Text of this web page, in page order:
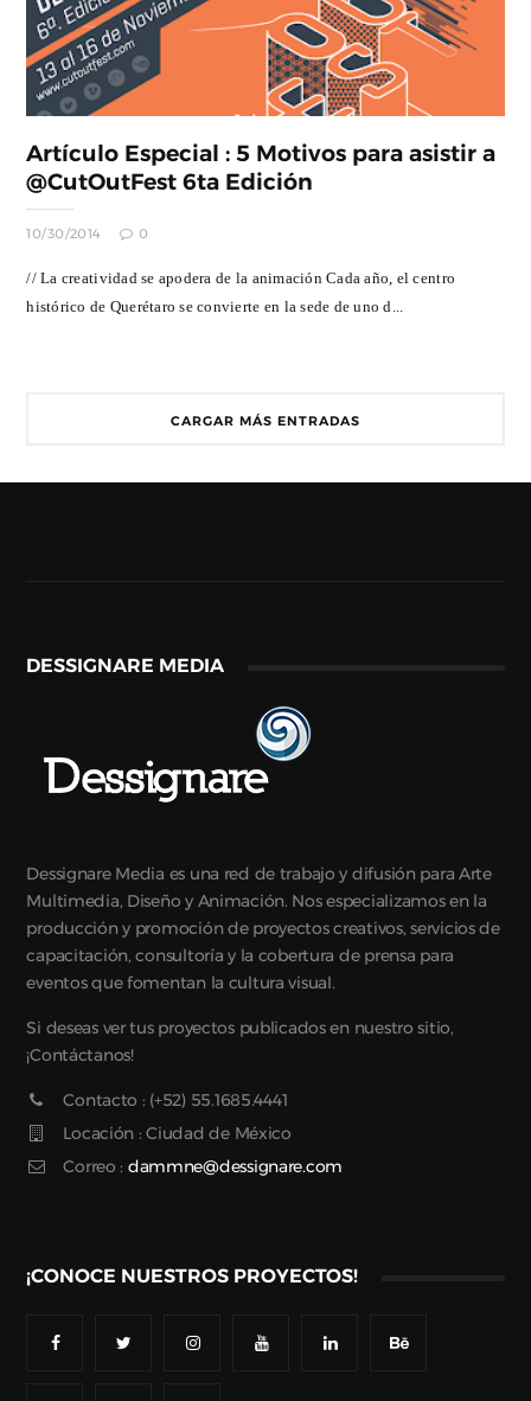
Artículo Especial : 5 Motivos para asistir a
@CutOutFest 6ta Edición
10/30/2014 0
// La creatividad se apodera de la animación Cada año, el centro
histórico de Querétaro se convierte en la sede de uno d...
CARGAR MÁS ENTRADAS
DESSIGNARE MEDIA
Dessignare Media es una red de trabajo y difusión para Arte
Multimedia, Diseño y Animación. Nos especializamos en la
producción y promoción de proyectos creativos, servicios de
capacitación, consultoría y la cobertura de prensa para
eventos que fomentan la cultura visual.
Si deseas ver tus proyectos publicados en nuestro sitio,
¡Contáctanos!
Contacto : (+52) 55.1685.4441
Locación : Ciudad de México
Correo : dammne@dessignare.com
¡CONOCE NUESTROS PROYECTOS!